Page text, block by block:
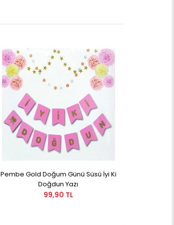
Pembe Gold Doğum Günü Süsü İyi Ki
Doğdun Yazı
99,90 TL